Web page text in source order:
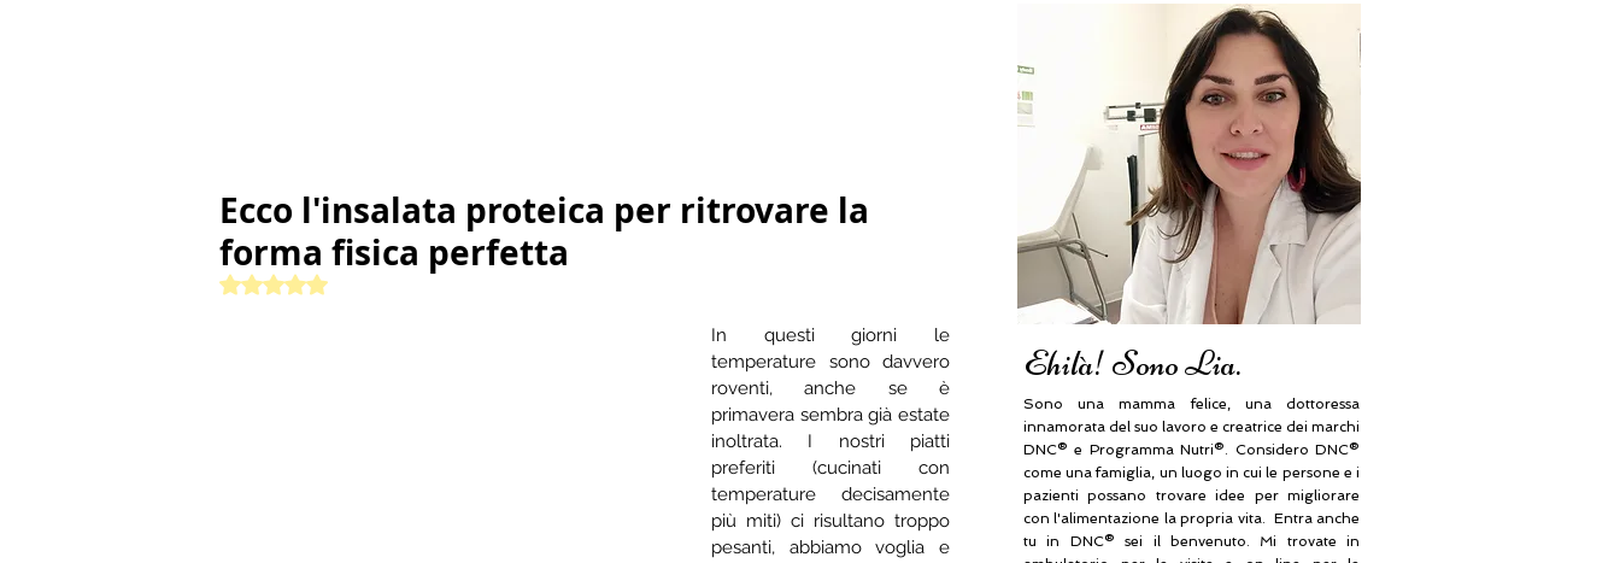
Ecco l'insalata proteica per ritrovare la
forma fisica perfetta
Valutazione NaN stelle su 5.
In questi giorni le
temperature sono davvero
roventi, anche se è
primavera sembra già estate
inoltrata. I nostri piatti
preferiti (cucinati con
temperature decisamente
più miti) ci risultano troppo
pesanti, abbiamo voglia e
Ehilà! Sono Lia.
Sono una mamma felice, una dottoressa
innamorata del suo lavoro e creatrice dei marchi
DNC® e Programma Nutri®. Considero DNC®
come una famiglia, un luogo in cui le persone e i
pazienti possano trovare idee per migliorare
con l'alimentazione la propria vita. Entra anche
tu in DNC® sei il benvenuto. Mi trovate in